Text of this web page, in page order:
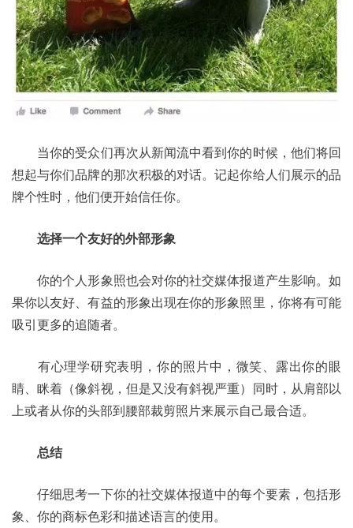
想起与你们品牌的那次积极的对话。记起你给人们展示的品
牌个性时，他们便开始信任你。
选择一个友好的外部形象
	你的个人形象照也会对你的社交媒体报道产生影响。如
果你以友好、有益的形象出现在你的形象照里，你将有可能
吸引更多的追随者。
睛、眯着（像斜视，但是又没有斜视严重）同时，从肩部以
上或者从你的头部到腰部裁剪照片来展示自己最合适。
总结
	仔细思考一下你的社交媒体报道中的每个要素，包括形
象、你的商标色彩和描述语言的使用。